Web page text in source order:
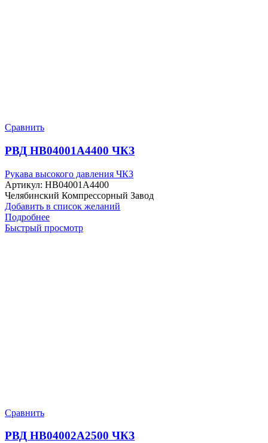
Сравнить
РВД HB04001A4400 ЧКЗ
Рукава высокого давления ЧКЗ
Артикул: HB04001A4400
Челябинский Компрессорный Завод
Добавить в список желаний
Подробнее
Быстрый просмотр
Сравнить
РВД HB04002A2500 ЧКЗ